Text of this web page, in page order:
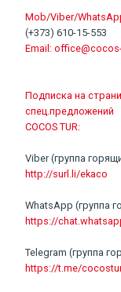
Mob/Viber/
(+373) 610-15-553
Email:
Подписка на
спец.предложений
COCOS TUR:
Viber (группа
http://surl.li/ekaco
WhatsApp (группа
https://
Telegram (группа
https://t.me/